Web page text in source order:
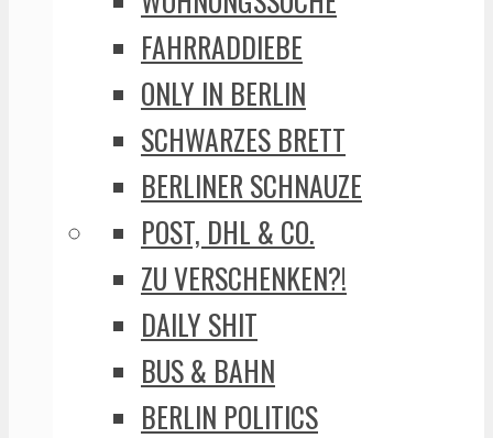
FAHRRADDIEBE
ONLY IN BERLIN
SCHWARZES BRETT
BERLINER SCHNAUZE
POST, DHL & CO.
ZU VERSCHENKEN?!
DAILY SHIT
BUS & BAHN
BERLIN POLITICS